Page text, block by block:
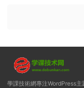
學課技術網專注WordPress